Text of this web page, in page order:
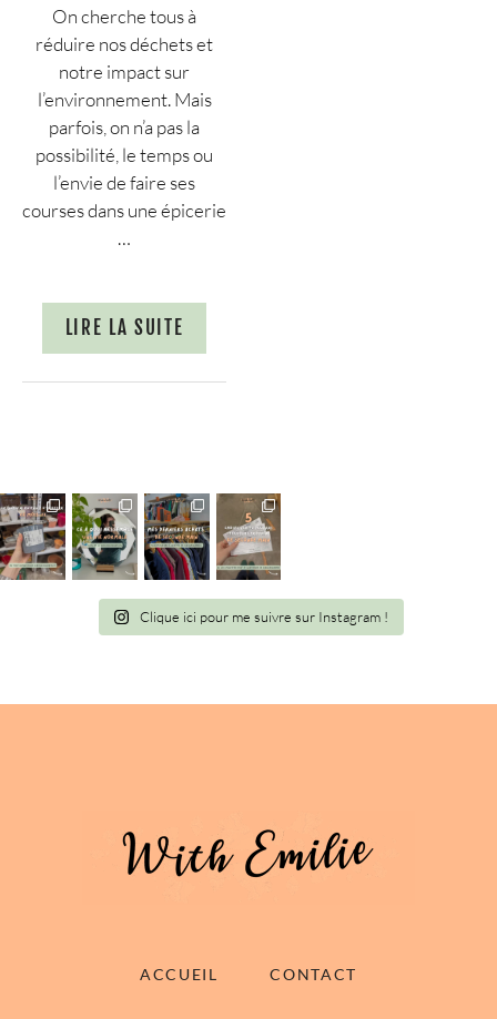
On cherche tous à
réduire nos déchets et
notre impact sur
l’environnement. Mais
parfois, on n’a pas la
possibilité, le temps ou
l’envie de faire ses
courses dans une épicerie
…
LIRE LA SUITE
Clique ici pour me suivre sur Instagram !
ACCUEIL CONTACT